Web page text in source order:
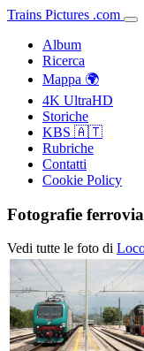
Trains Pictures .com
Album
Ricerca
Mappa 🌍
4K UltraHD
Storiche
KBS 🇦🇹
Rubriche
Contatti
Cookie Policy
Fotografie
Vedi tutte le foto di